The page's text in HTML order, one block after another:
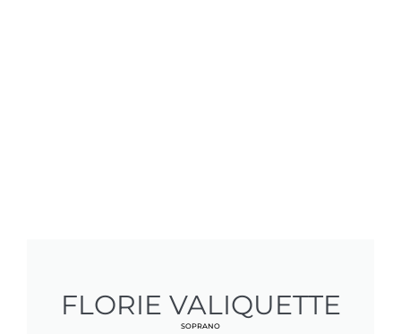
FLORIE VALIQUETTE
SOPRANO